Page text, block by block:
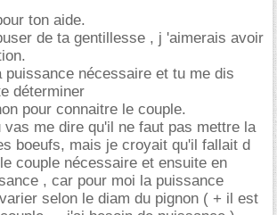
ton aide.
de ta gentillesse , j 'aimerais avoir
puissance nécessaire et tu me dis
déterminer
pour connaitre le couple.
vas me dire qu'il ne faut pas mettre la
boeufs, mais je croyait qu'il fallait d
couple nécessaire et ensuite en
, car pour moi la puissance
selon le diam du pignon ( + il est